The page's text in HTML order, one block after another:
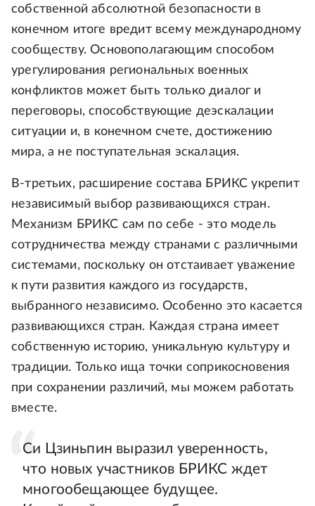
собственной абсолютной безопасности в
конечном итоге вредит всему международному
сообществу. Основополагающим способом
урегулирования региональных военных
конфликтов может быть только диалог и
переговоры, способствующие деэскалации
ситуации и, в конечном счете, достижению
мира, а не поступательная эскалация.
В-третьих, расширение состава БРИКС укрепит
независимый выбор развивающихся стран.
Механизм БРИКС сам по себе - это модель
сотрудничества между странами с различными
системами, поскольку он отстаивает уважение
к пути развития каждого из государств,
выбранного независимо. Особенно это касается
развивающихся стран. Каждая страна имеет
собственную историю, уникальную культуру и
традиции. Только ища точки соприкосновения
при сохранении различий, мы можем работать
вместе.
Си Цзиньпин выразил уверенность,
что новых участников БРИКС ждет
многообещающее будущее.